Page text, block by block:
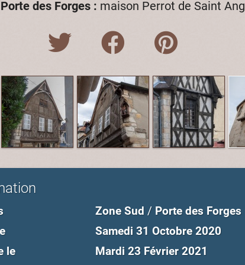
des Forges : maison Perrot de Saint
Zone Sud / Porte des Forges
Samedi 31 Octobre 2020
le
Mardi 23 Février 2021